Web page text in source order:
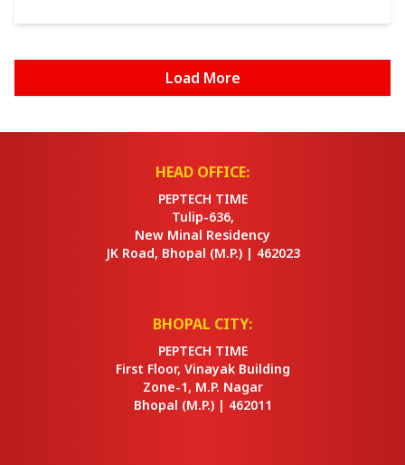
Load More
HEAD OFFICE:
PEPTECH TIME
Tulip-636,
New Minal Residency
JK Road, Bhopal (M.P.) | 462023
BHOPAL CITY:
PEPTECH TIME
First Floor, Vinayak Building
Zone-1, M.P. Nagar
Bhopal (M.P.) | 462011